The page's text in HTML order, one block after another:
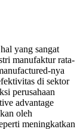
yang sangat
manufaktur rata-
nya
di sektor
perusahaan
advantage
oleh
meningkatkan